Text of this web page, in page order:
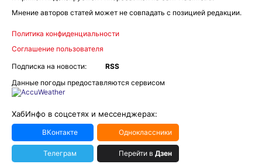
Мнение авторов статей может не совпадать с позицией редакции.
Политика конфиденциальности
Соглашение пользователя
Подписка на новости:
RSS
Данные погоды предоставляются сервисом
ХабИнфо в соцсетях и мессенджерах:
ВКонтакте Одноклассники
Телеграм Перейти в Дзен